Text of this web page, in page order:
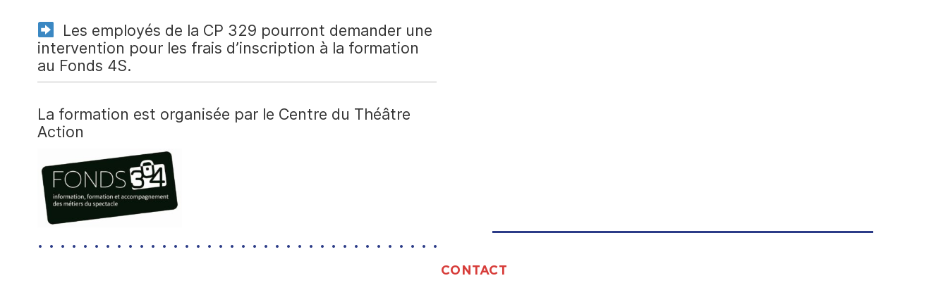
CONTACT
Les employés de la CP 329 pourront demander une
intervention pour les frais d’inscription à la formation
au Fonds 4S.
La formation est organisée par le Centre du Théâtre
Action